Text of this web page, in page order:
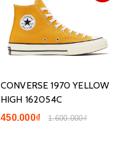
CONVERSE 1970 YELLOW
HIGH 162054C
450.000₫ 1.600.000₫